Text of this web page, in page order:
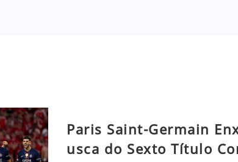
Paris Saint-Germain
usca do Sexto Título